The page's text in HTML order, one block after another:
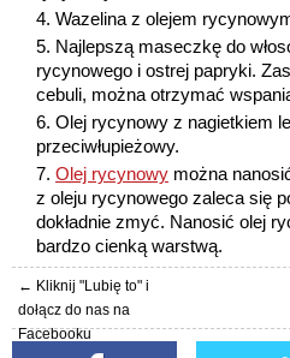
Wazelina z olejem
Najlepszą maseczkę do
rycynowego i ostrej papryki.
cebuli, można otrzymać
Olej rycynowy z nagietkiem
przeciwłupieżowy.
Olej rycynowy można
z oleju rycynowego zaleca się
dokładnie zmyć. Nanosić olej
bardzo cienką warstwą.
← Kliknij "Lubię to" i
dołącz do nas na
Facebooku